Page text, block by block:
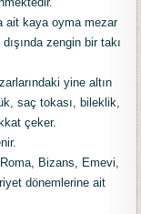
ait kaya oyma mezar
zengin bir takı
yine altın
saç tokası, bileklik,
çeker.
Bizans, Emevi,
dönemlerine ait